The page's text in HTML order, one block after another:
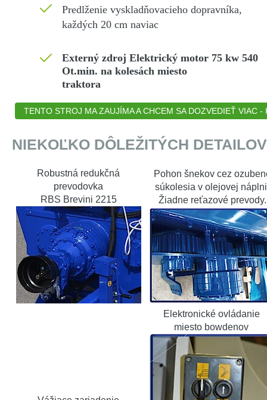
Predlženie vyskladňovacieho dopravníka,
každých 20 cm naviac
Externý zdroj Elektrický motor 75 kw 540
Ot.min. na kolesách miesto
traktora
TENTO STROJ MA ZAUJÍMA A CHCEM SA DOZVEDIEŤ VIAC -
NIEKOĽKO DÔLEŽITÝCH DETAILOV
Robustná redukčná
prevodovka
RBS Brevini 2215
Pohon šnekov cez
súkolesia v olejovej
Žiadne reťazové prevody.
Elektronické ovládanie
miesto bowdenov